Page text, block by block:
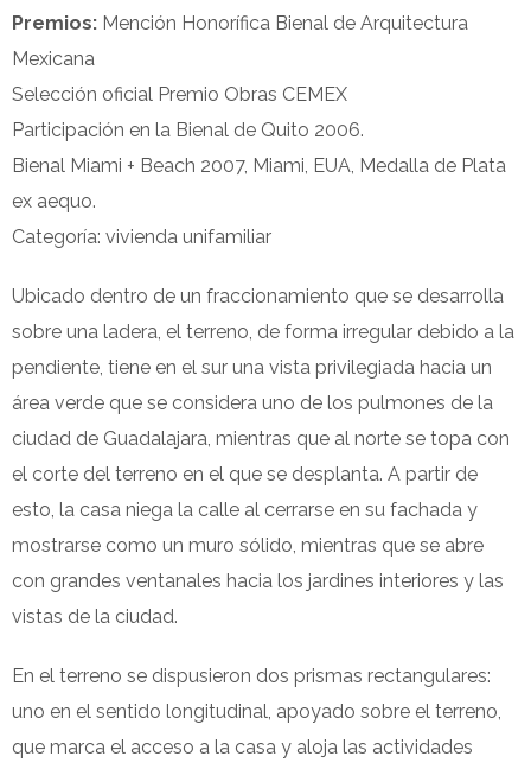
Premios: Mención Honorífica Bienal de Arquitectura
Mexicana
Selección oficial Premio Obras CEMEX
Participación en la Bienal de Quito 2006.
Bienal Miami + Beach 2007, Miami, EUA, Medalla de Plata
ex aequo.
Categoría: vivienda unifamiliar
Ubicado dentro de un fraccionamiento que se desarrolla
sobre una ladera, el terreno, de forma irregular debido a la
pendiente, tiene en el sur una vista privilegiada hacia un
área verde que se considera uno de los pulmones de la
ciudad de Guadalajara, mientras que al norte se topa con
el corte del terreno en el que se desplanta. A partir de
esto, la casa niega la calle al cerrarse en su fachada y
mostrarse como un muro sólido, mientras que se abre
con grandes ventanales hacia los jardines interiores y las
vistas de la ciudad.
En el terreno se dispusieron dos prismas rectangulares:
uno en el sentido longitudinal, apoyado sobre el terreno,
que marca el acceso a la casa y aloja las actividades